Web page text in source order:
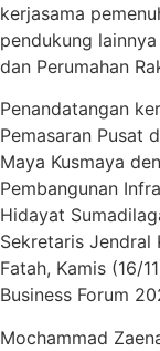
kerjasama
pendukung
dan Perumahan
Penandatangan
Pemasaran Pusat
Maya Kusmaya
Pembangunan
Hidayat
Sekretaris Jendral
Fatah, Kamis (16/
Business Forum
Mochammad